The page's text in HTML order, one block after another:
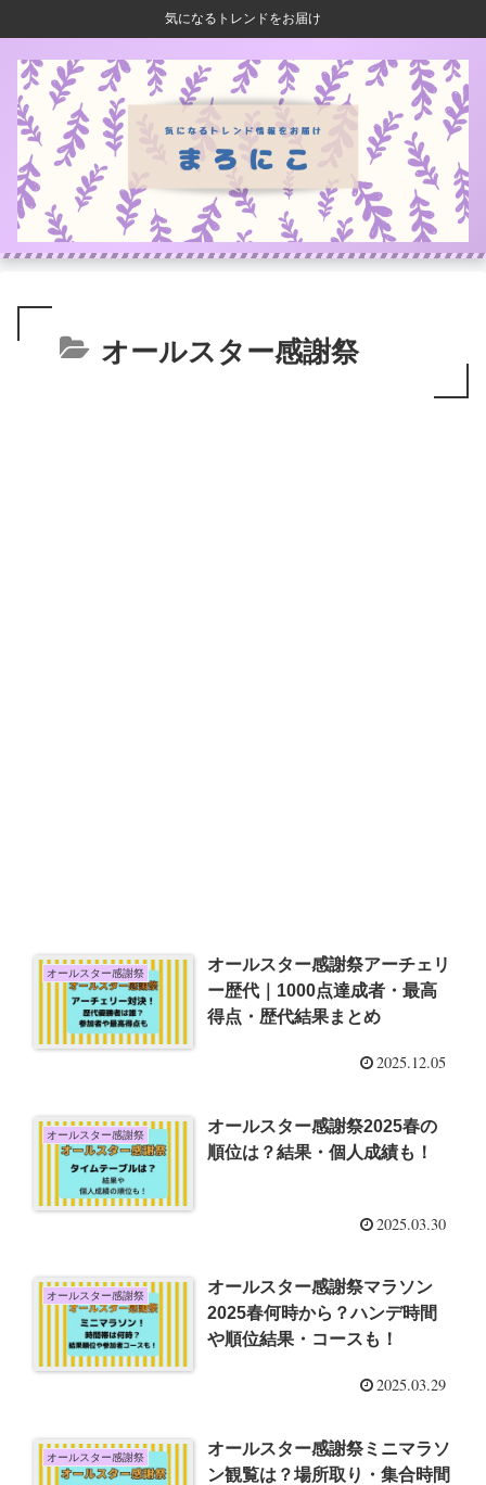
気になるトレンドをお届け
オールスター感謝祭
オールスター感謝祭
オールスター感謝祭アーチェリ
ー歴代｜1000点達成者・最高
得点・歴代結果まとめ
2025.12.05
オールスター感謝祭
オールスター感謝祭2025春の
順位は？結果・個人成績も！
2025.03.30
オールスター感謝祭
オールスター感謝祭マラソン
2025春何時から？ハンデ時間
や順位結果・コースも！
2025.03.29
オールスター感謝祭
オールスター感謝祭ミニマラソ
ン観覧は？場所取り・集合時間